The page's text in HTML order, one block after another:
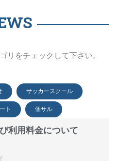
リをチェックして下さい。
サッカースクール
ト 個サル
利用料金について